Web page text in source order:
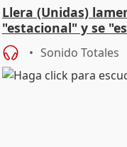
Llera (Unidas)
"estacional" y se
Sonido Totales